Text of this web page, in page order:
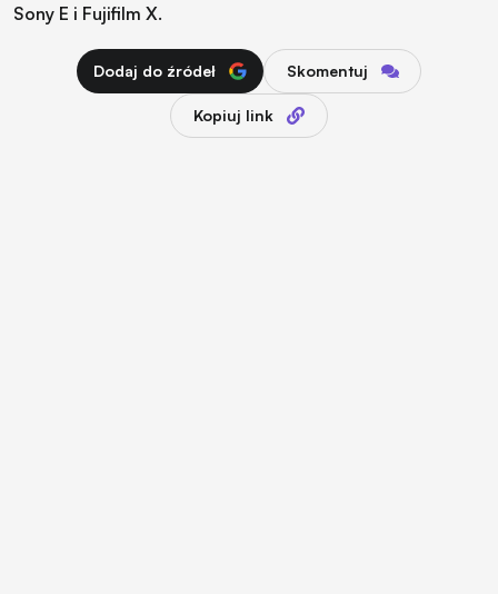
Sony E i Fujifilm X.
Dodaj do źródeł Skomentuj
Kopiuj link